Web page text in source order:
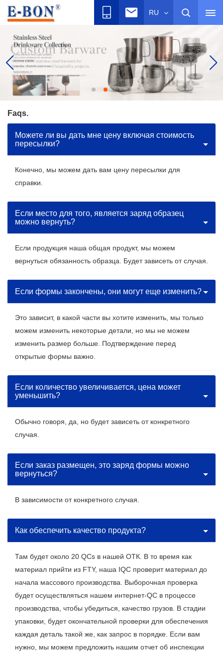
RU
Faqs.
Можете ли вы дать мне цену включая стоимость
пересылки?
Конечно, мы можем дать вам цену пересылки для
справки.
Если место для того, является заряд образец
можно вернуть?
Если продукция наша общая продукт, мы можем
вернуться обязанность образца. Будет зависеть от случая.
Если формы закончены, они могут еще изменить?
Это зависит, в какой части вы хотите изменить, мы только
можем изменить некоторые детали, но мы не можем
изменить размер больше. Подтверждение перед
открытые формы важно.
Если количество увеличивается, цена может
уменьшить?
Обычно говоря, да, но будет зависеть от конкретного
случая.
Если заказ размещен, это заряд формы можно
вернуться?
В зависимости от конкретного случая.
Как обеспечить качество продукта?
Там будет около 20 QCs в нашей ОТК. В то время как
материал прийти из FTY, наша IQC проверит материал до
начала массового производства. Выборочная проверка
будет осуществляться нашем интернет-QC в процессе
производства, чтобы убедиться, качество грузов. В стадии
упаковки, будет окончательной проверки для обеспечения
каждая деталь такой же, как запрос в порядке. Если вам
нужно, мы можем предложить нашим отчет об инспекции